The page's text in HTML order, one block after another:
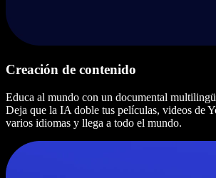
Creación de contenido
Educa al mundo con un documental
Deja que la IA doble tus películas, videos de
varios idiomas y llega a todo el mundo.